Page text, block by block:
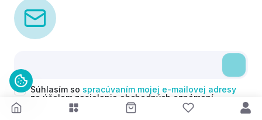
Súhlasím so spracúvaním mojej e-mailovej adresy
za účelom zasielania obchodných oznámení
(newsletterov) v súlade s čl. 6 ods. 1 písm. a)
Nariadenia GDPR. Svoj súhlas môžem kedykoľvek